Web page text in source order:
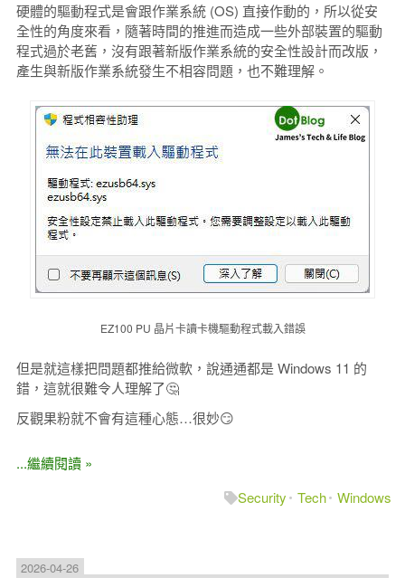
硬體的驅動程式是會跟作業系統 (OS) 直接作動的，所以從安
全性的角度來看，隨著時間的推進而造成一些外部裝置的驅動
程式過於老舊，沒有跟著新版作業系統的安全性設計而改版，
產生與新版作業系統發生不相容問題，也不難理解。
EZ100 PU 晶片卡讀卡機驅動程式載入錯誤
但是就這樣把問題都推給微軟，說通通都是 Windows 11 的
錯，這就很難令人理解了🤔
反觀果粉就不會有這種心態…很妙😏
...繼續閱讀 »
Security
Tech Windows
2026-04-26